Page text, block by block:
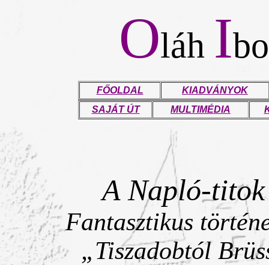
Oláh I
FŐOLDAL
KIADVÁNYOK
SAJÁT ÚT
MULTIMÉDIA
A Napló-
Fantasztikus
„Tiszadobtól